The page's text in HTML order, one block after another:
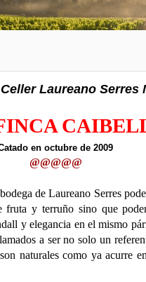
Laureano
en octubre de 2009
@@@@@
de Laureano Serres
fruta y terruño sino que
y elegancia en el mismo
a ser no solo un
naturales como ya acurre